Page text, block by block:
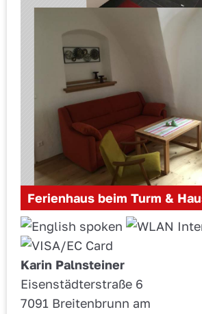
Ferienhaus beim Turm &
Karin Palnsteiner
Eisenstädterstraße 6
7091 Breitenbrunn am